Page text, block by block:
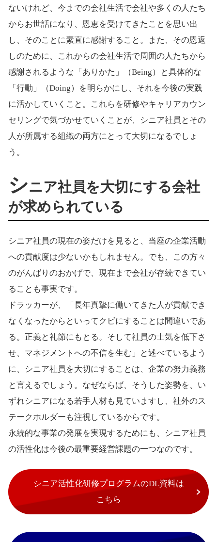
ないけれど、今までの会社生活で会社や多くの人たち
からお世話になり、恩恵を受けてきたことを思い出
し、そのことに素直に感謝すること。また、その恩返
しのために、これからの会社生活で周囲の人たちから
感謝されるような「ありかた」（Being）と具体的な
「行動」（Doing）を明らかにし、それを今後の実践
に活かしていくこと。これらを研修やキャリアカウン
セリングで気づかせていくことが、シニア社員とその
人が所属する組織の両方にとって大切になるでしょ
う。
シニア社員を大切にする会社
が求められている
シニア社員の現在の姿だけを見ると、当座の企業活動
への貢献度は少ないかもしれません。でも、この方々
のがんばりのおかげで、現在まで会社が存続できてい
ることも事実です。
ドラッカーが、「長年真摯に働いてきた人が貢献でき
なくなったからといってクビにすることは間違いであ
る。正義と礼節にもとる。そして社員の士気を低下さ
せ、マネジメントへの不信を生む」と述べているよう
に、シニア社員を大切にすることは、企業の努力義務
と言えるでしょう。なぜならば、そうした姿勢を、い
ずれシニアになる若手人材も見ていますし、社外のス
テークホルダーも注視しているからです。
永続的な事業の発展を実現するためにも、シニア社員
の活性化は今後の最重要経営課題の一つなのです。
シニア活性化研修プログラムのDL資料は
こちら